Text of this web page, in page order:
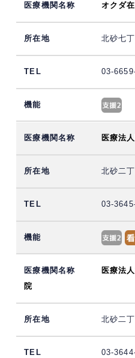
オクダ
北砂七
03-
医療法
北砂二
03-
医療法
院
北砂二
03-